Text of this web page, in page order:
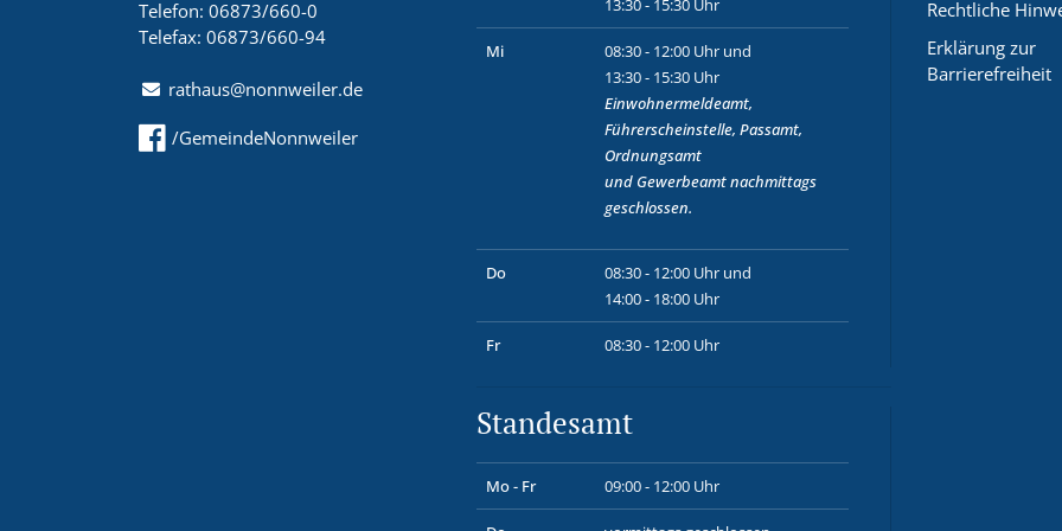
Telefon: 06873/660-0
Telefax: 06873/660-94
rathaus@nonnweiler.de
/GemeindeNonnweiler
13:30 - 15:30 Uhr
Mi
08:30 - 12:00 Uhr und
13:30 - 15:30 Uhr
Einwohnermeldeamt,
Führerscheinstelle, Passamt,
Ordnungsamt
und Gewerbeamtnachmittags
geschlossen.
Do
08:30 - 12:00 Uhr und
14:00 - 18:00 Uhr
Fr 08:30 - 12:00 Uhr
Standesamt
Mo - Fr 09:00 - 12:00 Uhr
Rechtliche
Erklärung zur
Barrierefreiheit